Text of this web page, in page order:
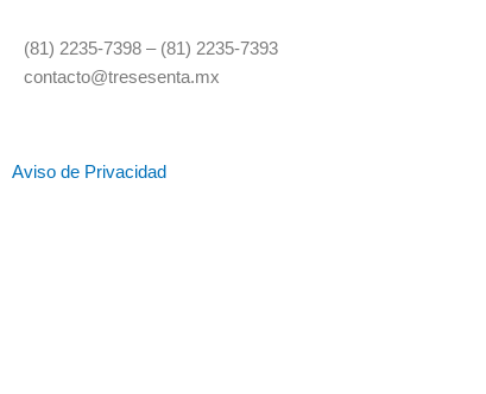
(81) 2235-7398 – (81) 2235-7393
contacto@tresesenta.mx
Aviso de Privacidad